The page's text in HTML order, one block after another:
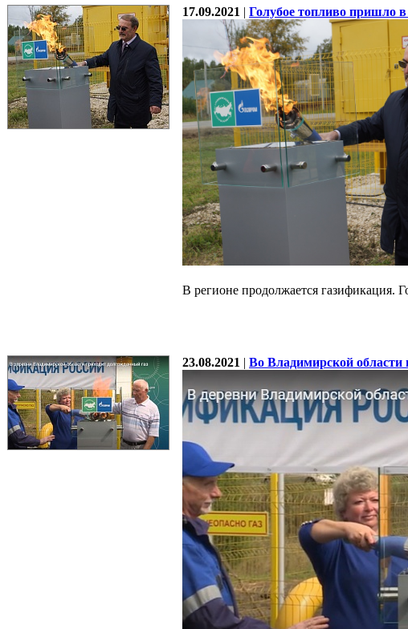
17.09.2021 | Голубое топливо пришло
В регионе продолжается газификация.
23.08.2021 | Во Владимирской области